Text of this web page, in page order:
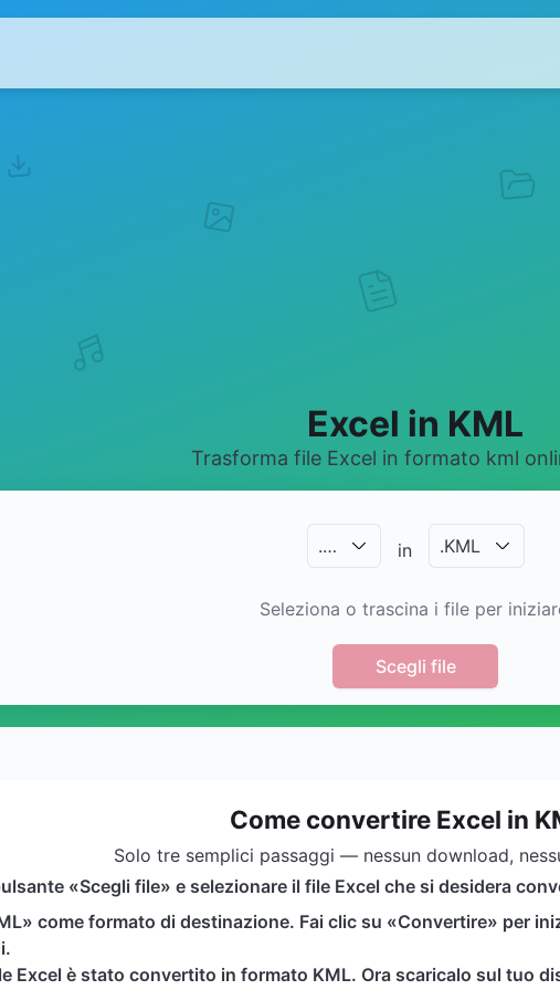
Excel in KML
Trasforma file Excel in formato kml
.… in .KML
Seleziona o trascina i file per
Scegli file
Come convertire Excel in
Solo tre semplici passaggi — nessun download,
«Scegli file» e selezionare il file Excel che si desidera
come formato di destinazione. Fai clic su «Convertire» per
Excel è stato convertito in formato KML. Ora scaricalo sul tuo